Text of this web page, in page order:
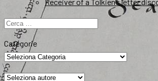
Ricerca
per:
Categorie